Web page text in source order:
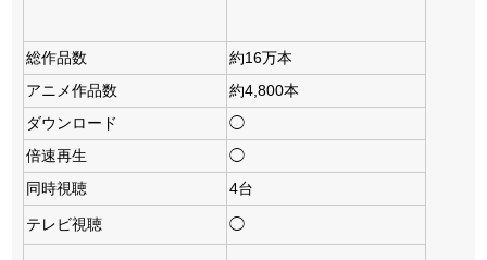
総作品数
約16万本
アニメ作品数
約4,800本
ダウンロード
◯
倍速再生
◯
同時視聴
4台
テレビ視聴 ◯